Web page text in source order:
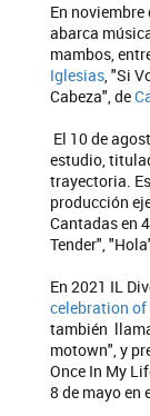
En
abarca
mambos,
Iglesias, "Si
Cabeza", de
El 10 de
estudio,
trayectoria.
producción
Cantadas en
Tender",
En 2021 IL
celebration
también
motown", y
Once In My
8 de mayo en